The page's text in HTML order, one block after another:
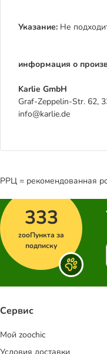
Указание: Не
информация о
Karlie GmbH
Graf-Zeppelin-Str. 62,
info@karlie.de
РРЦ = рекомендованная
333
zooПункта за
подписку
Сервис
Mой zoochic